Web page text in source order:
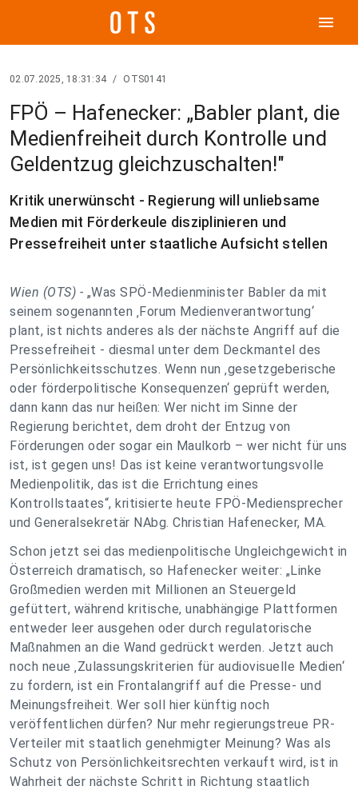
menu
02.07.2025, 18:31:34 / OTS0141
FPÖ – Hafenecker: „Babler plant, die
Medienfreiheit durch Kontrolle und
Geldentzug gleichzuschalten!"
Kritik unerwünscht - Regierung will unliebsame
Medien mit Förderkeule disziplinieren und
Pressefreiheit unter staatliche Aufsicht stellen
Wien (OTS) - „Was SPÖ-Medienminister Babler da mit
seinem sogenannten ‚Forum Medienverantwortung‘
plant, ist nichts anderes als der nächste Angriff auf die
Pressefreiheit - diesmal unter dem Deckmantel des
Persönlichkeitsschutzes. Wenn nun ‚gesetzgeberische
oder förderpolitische Konsequenzen‘ geprüft werden,
dann kann das nur heißen: Wer nicht im Sinne der
Regierung berichtet, dem droht der Entzug von
Förderungen oder sogar ein Maulkorb – wer nicht für uns
ist, ist gegen uns! Das ist keine verantwortungsvolle
Medienpolitik, das ist die Errichtung eines
Kontrollstaates“, kritisierte heute FPÖ-Mediensprecher
und Generalsekretär NAbg. Christian Hafenecker, MA.
Schon jetzt sei das medienpolitische Ungleichgewicht in
Österreich dramatisch, so Hafenecker weiter: „Linke
Großmedien werden mit Millionen an Steuergeld
gefüttert, während kritische, unabhängige Plattformen
entweder leer ausgehen oder durch regulatorische
Maßnahmen an die Wand gedrückt werden. Jetzt auch
noch neue ‚Zulassungskriterien für audiovisuelle Medien‘
zu fordern, ist ein Frontalangriff auf die Presse- und
Meinungsfreiheit. Wer soll hier künftig noch
veröffentlichen dürfen? Nur mehr regierungstreue PR-
Verteiler mit staatlich genehmigter Meinung? Was als
Schutz von Persönlichkeitsrechten verkauft wird, ist in
Wahrheit der nächste Schritt in Richtung staatlich